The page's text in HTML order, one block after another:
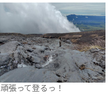
頑張って登るっ！